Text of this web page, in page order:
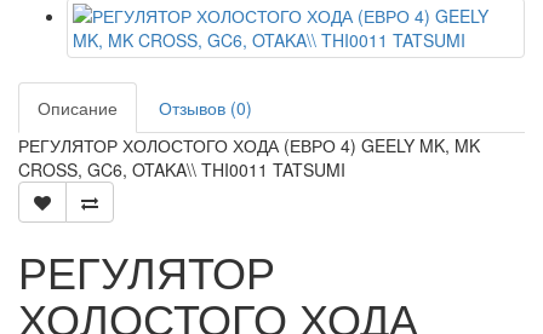
Описание
Отзывов (0)
РЕГУЛЯТОР ХОЛОСТОГО ХОДА (ЕВРО 4) GEELY MK, MK
CROSS, GC6, OTAKA\\ THI0011 TATSUMI
РЕГУЛЯТОР
ХОЛОСТОГО ХОДА